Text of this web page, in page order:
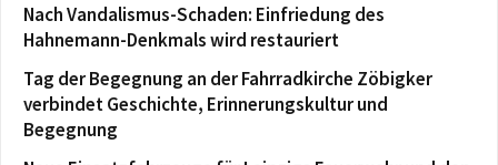
Nach Vandalismus-Schaden: Einfriedung des
Hahnemann-Denkmals wird restauriert
Tag der Begegnung an der Fahrradkirche Zöbigker
verbindet Geschichte, Erinnerungskultur und
Begegnung